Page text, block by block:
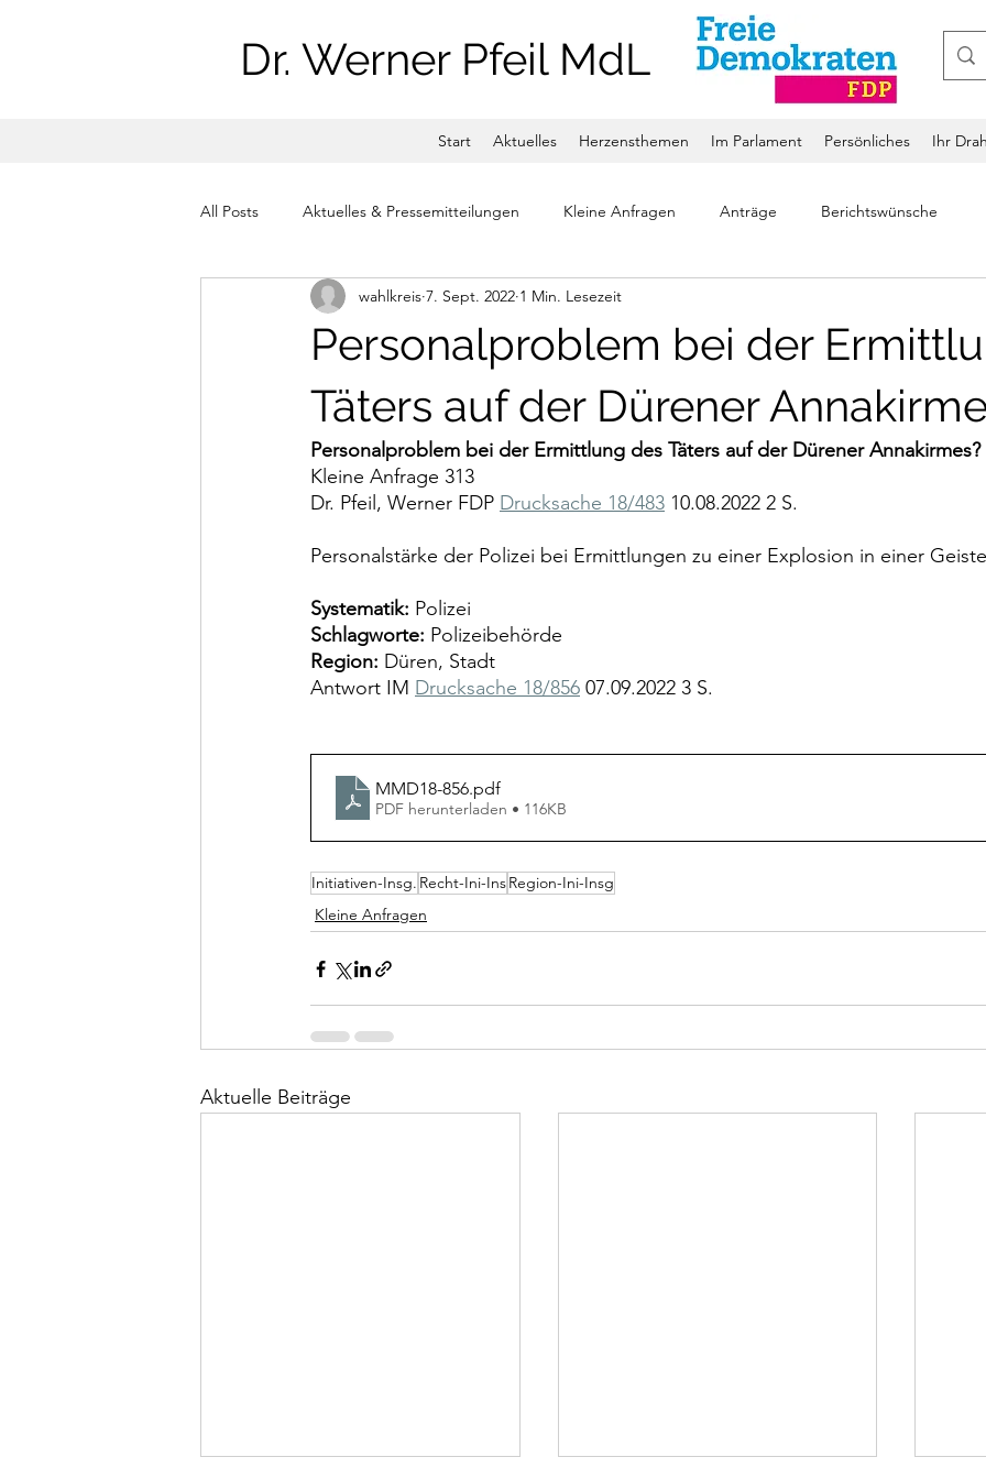
Dr. Werner Pfeil MdL
Start Aktuelles Herzensthemen Im Parlament Persönliches Ihr
All Posts Aktuelles & Pressemitteilungen Kleine Anfragen Anträge Berichtswünsche
Personalproblem bei der
Täters auf der Dürener
wahlkreis 7. Sept. 2022 1 Min. Lesezeit
Personalproblem bei der Ermittlung des Täters auf der Dürener Annakirmes?
Kleine Anfrage 313
Dr. Pfeil, Werner FDP Drucksache 18/483 10.08.2022 2 S.
Personalstärke der Polizei bei Ermittlungen zu einer Explosion in einer
Systematik: Polizei
Schlagworte: Polizeibehörde
Region: Düren, Stadt
Antwort IM Drucksache 18/856 07.09.2022 3 S.
MMD18-856.pdf
PDF herunterladen • 116KB
Initiativen-Insg. Recht-Ini-InsRegion-Ini-Insg
Kleine Anfragen
Aktuelle Beiträge